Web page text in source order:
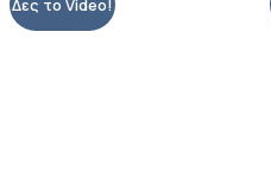
Δες το Video!